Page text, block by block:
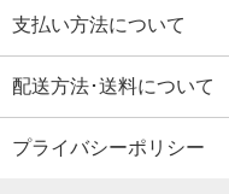
支払い方法について
配送方法･送料について
プライバシーポリシー